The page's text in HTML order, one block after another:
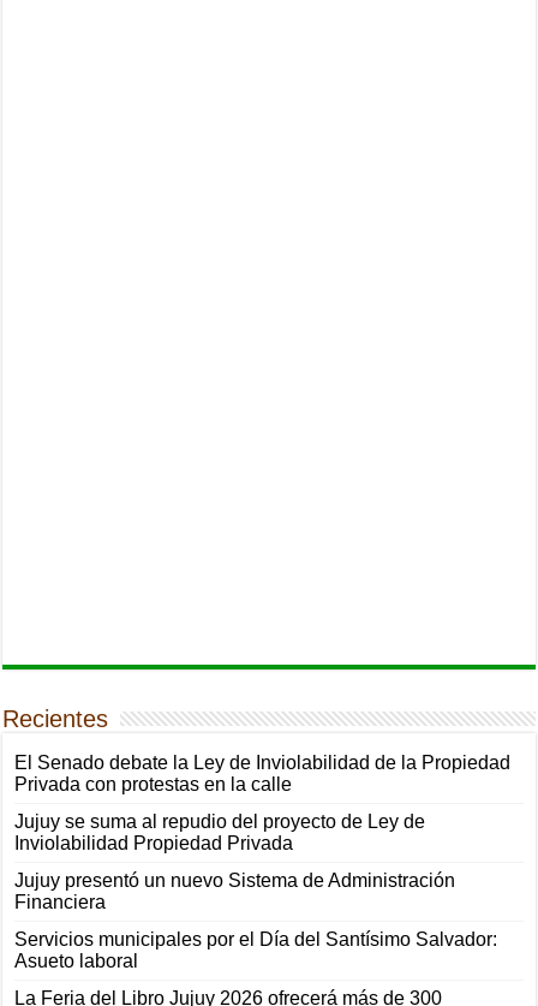
Recientes
El Senado debate la Ley de Inviolabilidad de la Propiedad
Privada con protestas en la calle
Jujuy se suma al repudio del proyecto de Ley de
Inviolabilidad Propiedad Privada
Jujuy presentó un nuevo Sistema de Administración
Financiera
Servicios municipales por el Día del Santísimo Salvador:
Asueto laboral
La Feria del Libro Jujuy 2026 ofrecerá más de 300